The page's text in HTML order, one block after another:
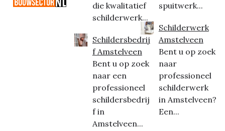
die kwalitatief
schilderwerk...
Schildersbedrij
f Amstelveen
Bent u op zoek
naar een
professioneel
schildersbedrij
f in
Amstelveen...
spuitwerk...
Schilderwerk
Amstelveen
Bent u op zoek
naar
professioneel
schilderwerk
in Amstelveen?
Een...